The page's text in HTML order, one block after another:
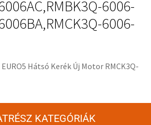
6006-
6006-
Hátsó Kerék Új Motor RMCK3Q-
KATEGÓRIÁK